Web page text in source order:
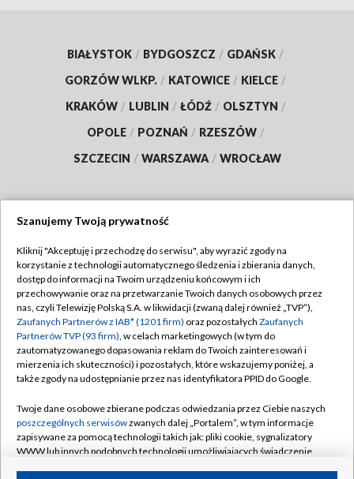
BIAŁYSTOK / BYDGOSZCZ / GDAŃSK /
GORZÓW WLKP. / KATOWICE / KIELCE /
KRAKÓW / LUBLIN / ŁÓDŹ / OLSZTYN /
OPOLE / POZNAŃ / RZESZÓW /
SZCZECIN / WARSZAWA / WROCŁAW
TVP
Abonament TVP
Emisja w TVP
Centrum informacji TVP
Naziemna Telewizja Cyfrowa
Rada Programowa
System NOS
Informacje o nadawcy
Regulamin TVP
Polityka prywatności
Moje zgody
Pomoc
Kontakt
Kanały
Szanujemy Twoją prywatność
Kliknij "Akceptuję i przechodzę do serwisu", aby wyrazić zgody na
korzystanie z technologii automatycznego śledzenia i zbierania danych,
dostęp do informacji na Twoim urządzeniu końcowym i ich
przechowywanie oraz na przetwarzanie Twoich danych osobowych przez
nas, czyli Telewizję Polską S.A. w likwidacji (zwaną dalej również „TVP”),
Zaufanych Partnerów z IAB* (1201 firm) oraz pozostałych Zaufanych
Partnerów TVP (93 firm), w celach marketingowych (w tym do
zautomatyzowanego dopasowania reklam do Twoich zainteresowań i
mierzenia ich skuteczności) i pozostałych, które wskazujemy poniżej, a
także zgody na udostępnianie przez nas identyfikatora PPID do Google.
Twoje dane osobowe zbierane podczas odwiedzania przez Ciebie naszych
poszczególnych serwisówzwanych dalej „Portalem”, w tym informacje
zapisywane za pomocą technologii takich jak: pliki cookie, sygnalizatory
WWW lub innych podobnych technologii umożliwiających świadczenie